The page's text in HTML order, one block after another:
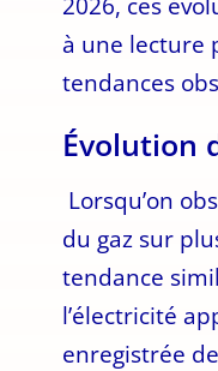
à une lecture
tendances
Évolution
Lorsqu’on
du gaz sur
tendance
l’électricité
enregistrée